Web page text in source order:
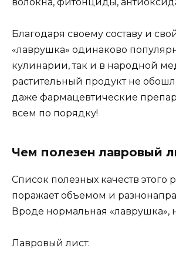
Благодаря своему составу и
«лаврушка» одинаково
кулинарии, так и в народной
растительный продукт не
даже фармацевтические
всем по порядку!
Чем полезен лавровый
Список полезных качеств этого
поражает объемом и
Вроде нормальная «лаврушка»,
Лавровый лист: